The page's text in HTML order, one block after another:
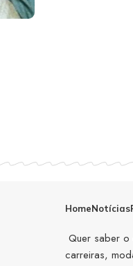
HomeNotícias
Quer saber o
carreiras,